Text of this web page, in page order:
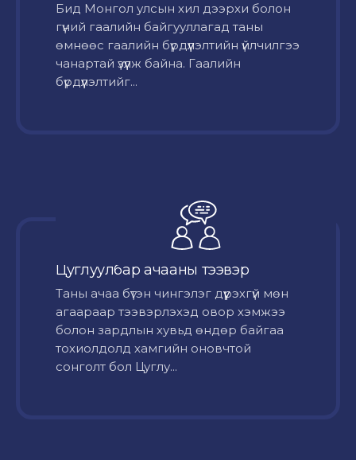
Бид Монгол улсын хил дээрхи болон
гүний гаалийн байгууллагад таны
өмнөөс гаалийн бүрдүүлэлтийн үйлчилгээ
чанартай үзүүлж байна. Гаалийн
бүрдүүлэлтийг...
Цуглуулбар ачааны тээвэр
Таны ачаа бүтэн чингэлэг дүүрэхгүй мөн
агаараар тээвэрлэхэд овор хэмжээ
болон зардлын хувьд өндөр байгаа
тохиолдолд хамгийн оновчтой
сонголт бол Цуглу...